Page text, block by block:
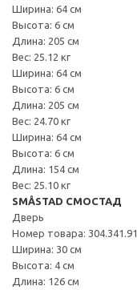
Ширина: 64 см
Высота: 6 см
Длина: 205 см
Вес: 25.12 кг
Ширина: 64 см
Высота: 6 см
Длина: 205 см
Вес: 24.70 кг
Ширина: 64 см
Высота: 6 см
Длина: 154 см
Вес: 25.10 кг
SMÅSTAD СМОСТАД
Дверь
Номер товара: 304.341.91
Ширина: 30 см
Высота: 4 см
Длина: 126 см